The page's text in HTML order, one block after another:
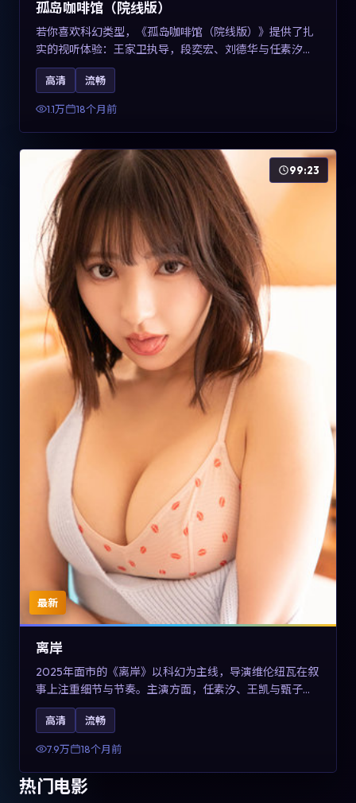
孤岛咖啡馆（院线版）
若你喜欢科幻类型，《孤岛咖啡馆（院线版）》提供了扎
实的视听体验：王家卫执导，段奕宏、刘德华与任素汐共
同演绎。影片2025年于中国台湾上映，内容用冷峻镜头语
言观察城市夜间的孤独，关键词包含高清流畅、人物关系
与情节反转，适合检索「2025科幻」「中国台湾电影」的
高清 流畅
1.1万 18个月前
最新
99:23
离岸
2025年面市的《离岸》以科幻为主线，导演维伦纽瓦在叙
事上注重细节与节奏。主演方面，任素汐、王凯与甄子丹
的表演为角色增添层次。故事把东方美学与类型节奏做本
土化融合，可作为德国影视爱好者的高清观影选择。
高清 流畅
7.9万 18个月前
热门电影